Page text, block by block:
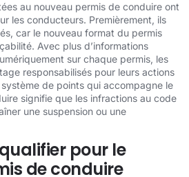
au nouveau permis de conduire ont
les conducteurs. Premièrement, ils
car le nouveau format du permis
Avec plus d’informations
sur chaque permis, les
responsabilisés pour leurs actions
de points qui accompagne le
signifie que les infractions au code
une suspension ou une
pour le
de conduire